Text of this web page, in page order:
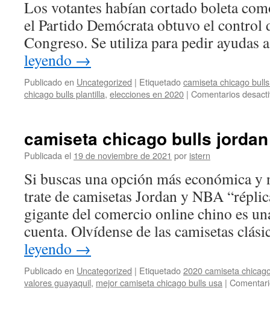
Los votantes habían cortado boleta
el Partido Demócrata obtuvo el control
Congreso. Se utiliza para pedir
leyendo →
Publicado en Uncategorized | Etiquetadocamiseta chicago
chicago bulls plantilla, elecciones en 2020 | Comentarios
camiseta chicago bulls
Publicada el 19 de noviembre de 2021 por istern
Si buscas una opción más económica
trate de camisetas Jordan y NBA
gigante del comercio online chino es
cuenta. Olvídense de las camisetas
leyendo →
Publicado en Uncategorized | Etiquetado2020 camiseta
valores guayaquil, mejor camiseta chicago bulls usa |